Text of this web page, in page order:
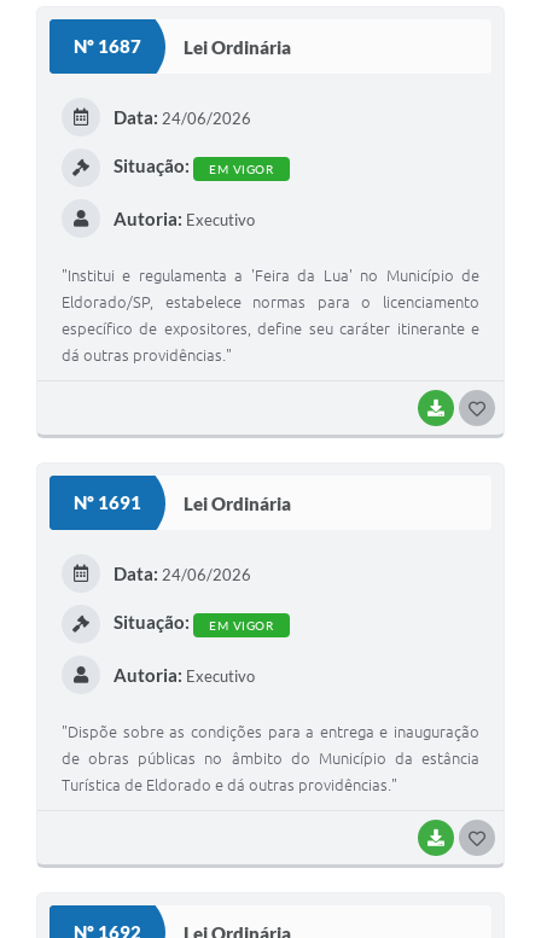
Nº 1687 Lei Ordinária
BAIXAR
Data: 24/06/2026
Situação: EM VIGOR
Autoria: Executivo
"Institui e regulamenta a 'Feira da Lua' no Município de
Eldorado/SP, estabelece normas para o licenciamento
específico de expositores, define seu caráter itinerante e
dá outras providências."
Nº 1691 Lei Ordinária
BAIXAR
Data: 24/06/2026
Situação: EM VIGOR
Autoria: Executivo
"Dispõe sobre as condições para a entrega e inauguração
de obras públicas no âmbito do Município da estância
Turística de Eldorado e dá outras providências."
Nº 1692 Lei Ordinária